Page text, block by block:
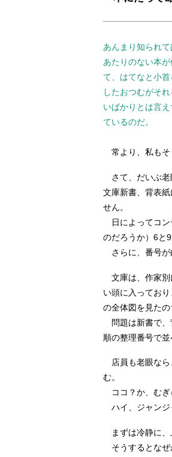
あんまり知られ
あたりのない本
て、はてなと小
したおつむがそ
いばかりとは言
ているのだ。
常より、私もそ
さて、だいぶ老
文庫新書、背表
せん。
日によってコン
のだろうか）6と9
さらに、番号が
文庫は、作家別
い頭に入ってお
の全体図を見たの
問題は新書で、
順の整理番号で
店員も老眼なら
む。
ココ？か、むぎ
ハイ、ジャンジ
まずは冷静に、
そうするとなぜ